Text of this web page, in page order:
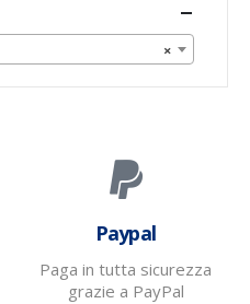
×
Paypal
Paga in tutta sicurezza
grazie a PayPal